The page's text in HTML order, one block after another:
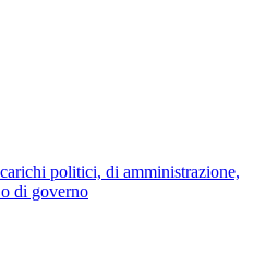
politici, di amministrazione,
di governo